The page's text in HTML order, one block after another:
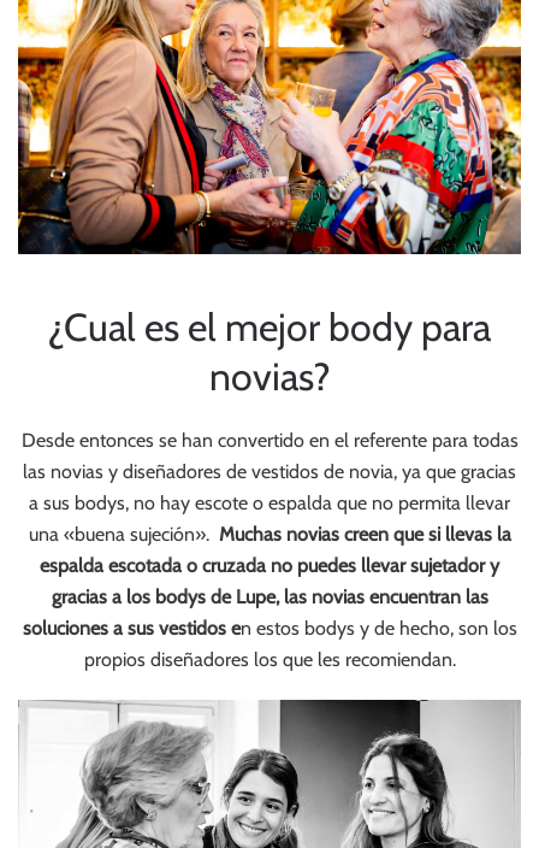
¿Cual es el mejor body para
novias?
Desde entonces se han convertido en el referente para todas
las novias y diseñadores de vestidos de novia, ya que gracias
a sus bodys, no hay escote o espalda que no permita llevar
una «buena sujeción». Muchas novias creen que si llevas la
espalda escotada o cruzada no puedes llevar sujetador y
gracias a los bodys de Lupe, las novias encuentran las
soluciones a sus vestidos en estos bodys y de hecho, son los
propios diseñadores los que les recomiendan.